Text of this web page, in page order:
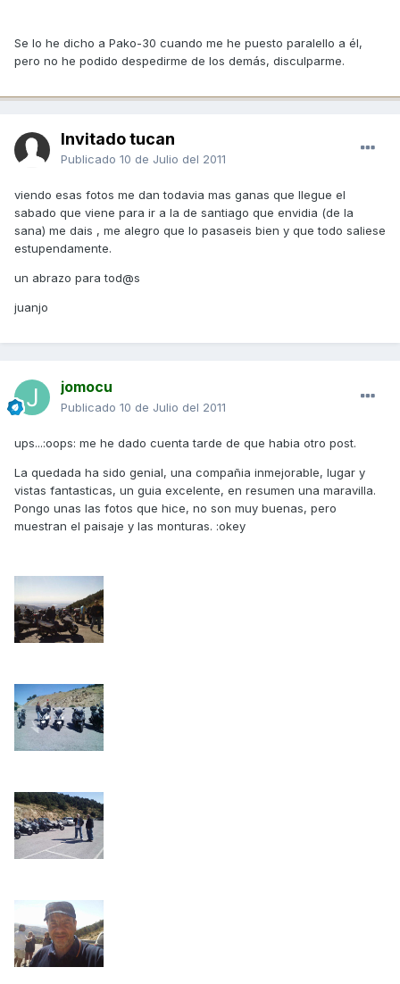
Se lo he dicho a Pako-30 cuando me he puesto paralello a él,
pero no he podido despedirme de los demás, disculparme.
Invitado tucan
Publicado 10 de Julio del 2011
viendo esas fotos me dan todavia mas ganas que llegue el
sabado que viene para ir a la de santiago que envidia (de la
sana) me dais , me alegro que lo pasaseis bien y que todo saliese
estupendamente.
un abrazo para tod@s
juanjo
jomocu
Publicado 10 de Julio del 2011
ups...:oops: me he dado cuenta tarde de que habia otro post.
La quedada ha sido genial, una compañia inmejorable, lugar y
vistas fantasticas, un guia excelente, en resumen una maravilla.
Pongo unas las fotos que hice, no son muy buenas, pero
muestran el paisaje y las monturas. :okey